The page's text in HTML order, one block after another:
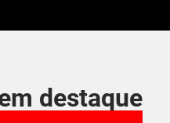
destaque